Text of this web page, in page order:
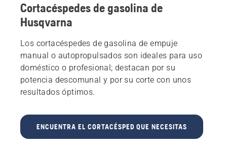
Cortacéspedes de gasolina de
Husqvarna
Los cortacéspedes de gasolina de empuje
manual o autopropulsados son ideales para uso
doméstico o profesional; destacan por su
potencia descomunal y por su corte con unos
resultados óptimos.
ENCUENTRA EL CORTACÉSPED QUE NECESITAS